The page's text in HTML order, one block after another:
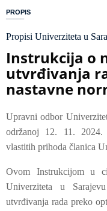
here
PROPIS
Propisi Univerziteta u
Instrukcija o
utvrđivanja
nastavne
Upravni odbor
održanoj 12. 11. 2024.
vlastitih prihoda članica
Ovom Instrukcijom u
Univerziteta u
utvrđivanja rada preko